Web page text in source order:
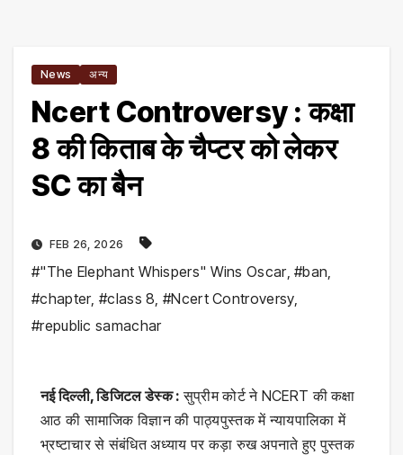
News अन्य
Ncert Controversy : कक्षा
8 की किताब के चैप्टर को लेकर
SC का बैन
FEB 26, 2026
#"The Elephant Whispers" Wins Oscar,#ban,
#chapter,#class 8,#Ncert Controversy,
#republic samachar
नई दिल्ली, डिजिटल डेस्क :सुप्रीम कोर्ट ने NCERT की कक्षा
आठ की सामाजिक विज्ञान की पाठ्यपुस्तक में न्यायपालिका में
भ्रष्टाचार से संबंधित अध्याय पर कड़ा रुख अपनाते हुए पुस्तक